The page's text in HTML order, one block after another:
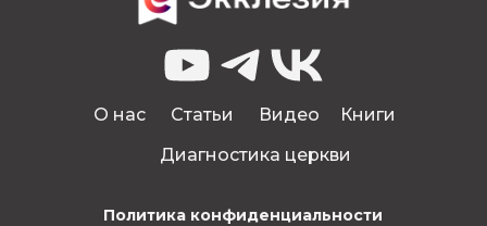
О нас Статьи Видео
Книги
Диагностика церкви
Политика конфиденциальности